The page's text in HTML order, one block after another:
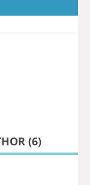
(6)